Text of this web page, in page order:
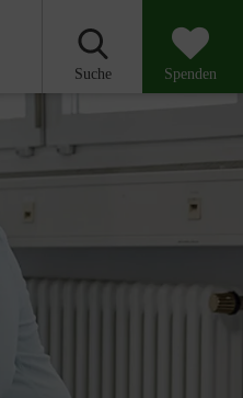
Suche Spenden